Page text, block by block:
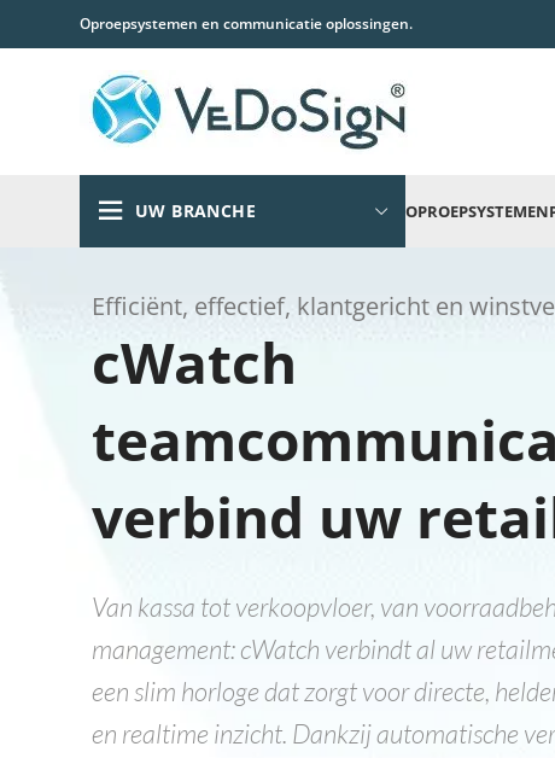
Oproepsystemen en communicatie oplossingen.
UW BRANCHE OPROEPSYSTEMEN
Efficiënt, effectief, klantgericht en
cWatch
verbind uw
Van kassa tot verkoopvloer, van
management: cWatch verbindt al uw
een slim horloge dat zorgt voor directe,
en realtime inzicht. Dankzij automatische